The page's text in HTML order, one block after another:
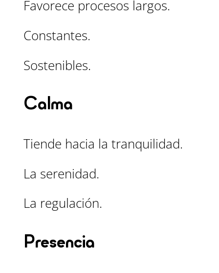
Favorece procesos largos.
Constantes.
Sostenibles.
Calma
Tiende hacia la tranquilidad.
La serenidad.
La regulación.
Presencia